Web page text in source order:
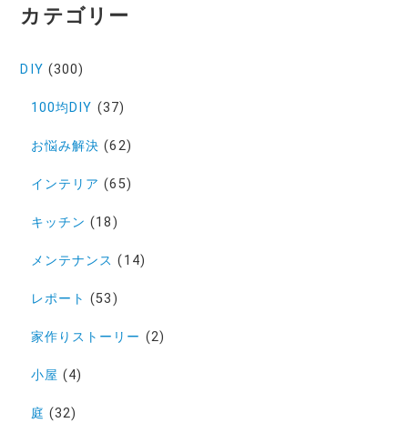
カテゴリー
DIY (300)
100均DIY (37)
お悩み解決 (62)
インテリア (65)
キッチン (18)
メンテナンス (14)
レポート (53)
家作りストーリー (2)
小屋 (4)
庭 (32)